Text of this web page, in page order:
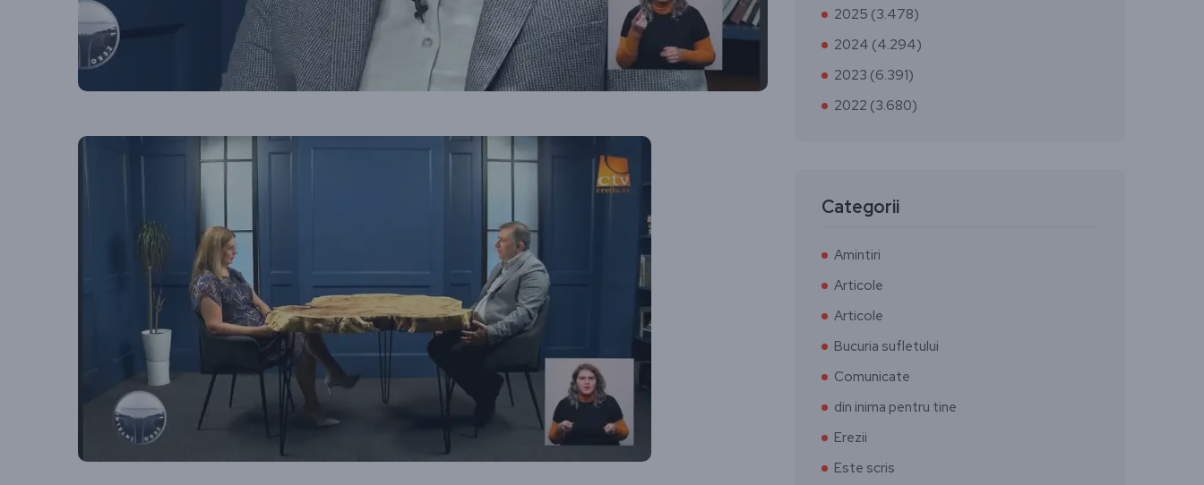
2025 (3.478)
2024 (4.294)
2023 (6.391)
2022 (3.680)
Categorii
Amintiri
Articole
Articole
Bucuria sufletului
Comunicate
din inima pentru tine
Erezii
Este scris